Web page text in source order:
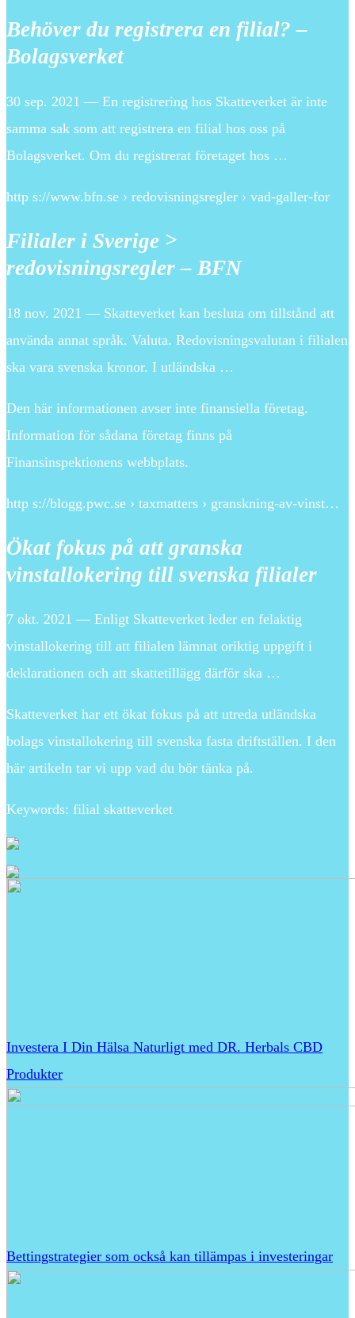
Behöver du registrera en filial? –
Bolagsverket
30 sep. 2021 — En registrering hos Skatteverket är inte
samma sak som att registrera en filial hos oss på
Bolagsverket. Om du registrerat företaget hos …
http s://www.bfn.se › redovisningsregler › vad-galler-for
Filialer i Sverige >
redovisningsregler – BFN
18 nov. 2021 — Skatteverket kan besluta om tillstånd att
använda annat språk. Valuta. Redovisningsvalutan i filialen
ska vara svenska kronor. I utländska …
Den här informationen avser inte finansiella företag.
Information för sådana företag finns på
Finansinspektionens webbplats.
http s://blogg.pwc.se › taxmatters › granskning-av-vinst…
Ökat fokus på att granska
vinstallokering till svenska filialer
7 okt. 2021 — Enligt Skatteverket leder en felaktig
vinstallokering till att filialen lämnat oriktig uppgift i
deklarationen och att skattetillägg därför ska …
Skatteverket har ett ökat fokus på att utreda utländska
bolags vinstallokering till svenska fasta driftställen. I den
här artikeln tar vi upp vad du bör tänka på.
Keywords: filial skatteverket
Investera I Din Hälsa Naturligt med DR. Herbals CBD
Produkter
Bettingstrategier som också kan tillämpas i investeringar